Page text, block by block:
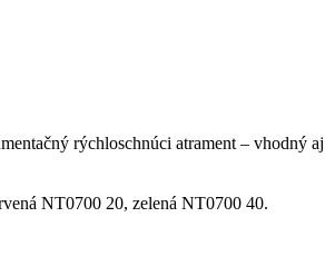
rýchloschnúci atrament – vhodný
NT0700 20, zelená NT0700 40.